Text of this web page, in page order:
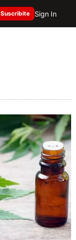
Suscribite Sign In